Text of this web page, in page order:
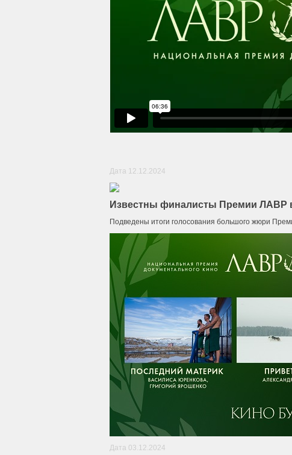
Дата 12.12.2024
Известны финалисты Премии ЛАВР
Подведены итоги голосования большого жюри
Дата 03.12.2024